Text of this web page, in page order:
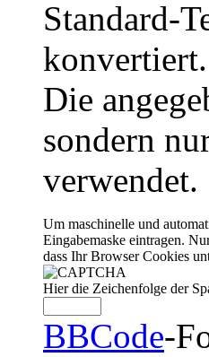
Standard-
konvertiert.
Die
sondern
verwendet.
Um maschinelle und
Eingabemaske eintragen.
dass Ihr Browser Cookies
Hier die Zeichenfolge der
BBCode-